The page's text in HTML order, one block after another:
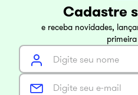
Cadastre
e receba novidades,